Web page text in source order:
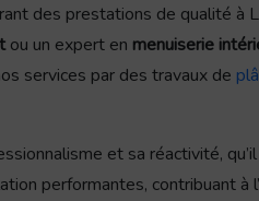
des prestations de qualité à
ou un expert en menuiserie
services par des travaux de
et sa réactivité, qu’il
performantes, contribuant à